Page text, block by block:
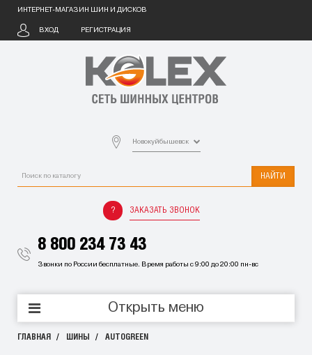
ИНТЕРНЕТ-МАГАЗИН ШИН И ДИСКОВ
ВХОД РЕГИСТРАЦИЯ
Новокуйбышевск
НАЙТИ
ЗАКАЗАТЬ ЗВОНОК
8 800 234 73 43
Звонки по России бесплатные. Время работы с 9:00 до 20:00 пн-вс
Открыть меню
ГЛАВНАЯ ШИНЫ AUTOGREEN